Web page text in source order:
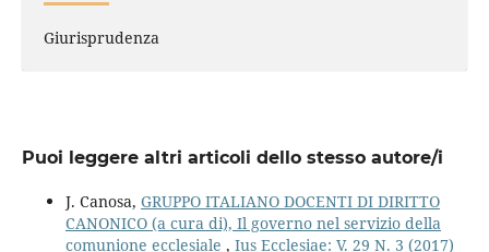
Giurisprudenza
Puoi leggere altri articoli dello stesso autore/i
J. Canosa, GRUPPO ITALIANO DOCENTI DI DIRITTO
CANONICO (a cura di), Il governo nel servizio della
comunione ecclesiale , Ius Ecclesiae: V. 29 N. 3 (2017)